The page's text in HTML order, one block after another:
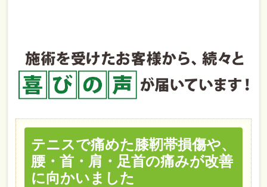
テニスで痛めた膝靭帯損傷や、
腰・首・肩・足首の痛みが改善
に向かいました